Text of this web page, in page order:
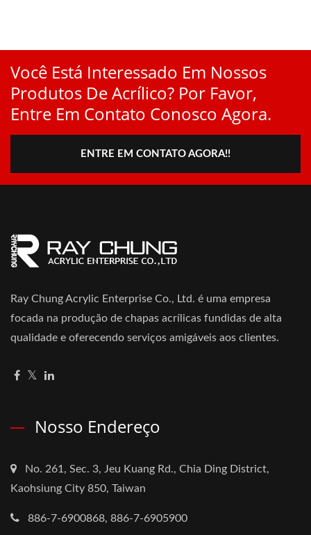
Você Está Interessado Em Nossos
Produtos De Acrílico? Por Favor,
Entre Em Contato Conosco Agora.
ENTRE EM CONTATO AGORA!!
Ray Chung Acrylic Enterprise Co., Ltd. é uma empresa
focada na produção de chapas acrílicas fundidas de alta
qualidade e oferecendo serviços amigáveis aos clientes.
Nosso Endereço
No. 261, Sec. 3, Jeu Kuang Rd., Chia Ding District,
Kaohsiung City 850, Taiwan
886-7-6900868, 886-7-6905900